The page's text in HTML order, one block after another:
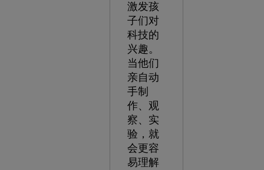
激发孩
子们对
科技的
兴趣。
当他们
亲自动
手制
作、观
察、实
验，就
会更容
易理解